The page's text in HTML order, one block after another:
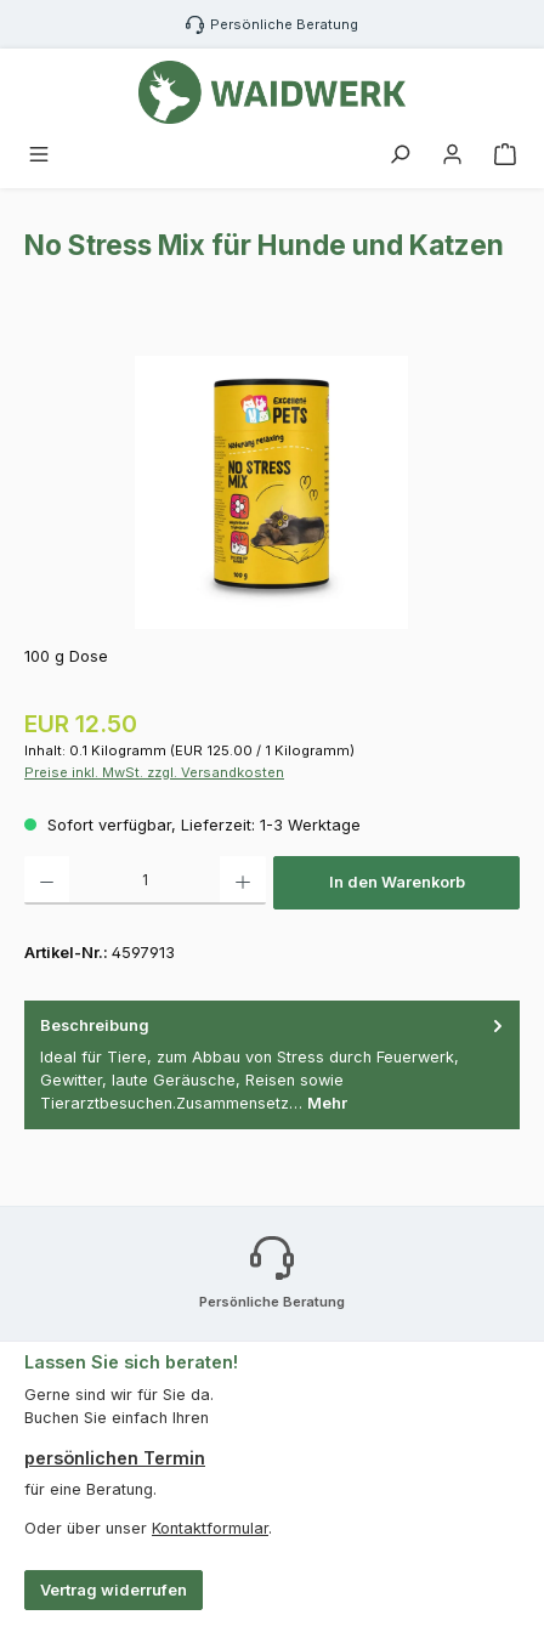
Zum Hauptinhalt springen Persönliche Beratung
No Stress Mix für Hunde und Katzen
100 g Dose
Regulärer Preis:
EUR 12.50
Inhalt: 0.1 Kilogramm (EUR 125.00 / 1 Kilogramm)
Preise inkl. MwSt. zzgl. Versandkosten
Sofort verfügbar, Lieferzeit: 1-3 Werktage
In den Warenkorb
Artikel-Nr.: 4597913
Beschreibung
Ideal für Tiere, zum Abbau von Stress durch Feuerwerk,
Gewitter, laute Geräusche, Reisen sowie
Tierarztbesuchen.Zusammensetz… Mehr
Persönliche Beratung
Lassen Sie sich beraten!
Gerne sind wir für Sie da.
Buchen Sie einfach Ihren
persönlichen Termin
für eine Beratung.
Oder über unser Kontaktformular.
Vertrag widerrufen